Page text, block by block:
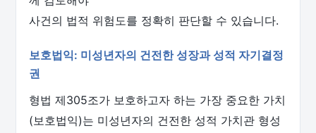
사건의 법적 위험도를 정확히 판단할 수 있습니다.
보호법익: 미성년자의 건전한 성장과 성적 자기결정
권
형법 제305조가 보호하고자 하는 가장 중요한 가치
(보호법익)는 미성년자의 건전한 성적 가치관 형성